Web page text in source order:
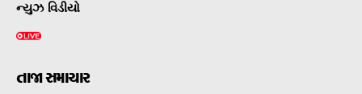
ન્યુઝ વિડીયો
તાજા સમાચાર